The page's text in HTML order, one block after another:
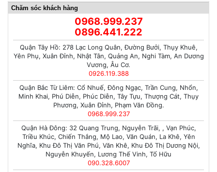
Chăm sóc khách hàng
0968.999.237
0896.441.222
Quận Tây Hồ: 278 Lạc Long Quân, Đường Bưởi, Thụy Khuê,
Yên Phụ, Xuân Đỉnh, Nhật Tân, Quảng An, Nghi Tàm, An Dương
Vương, Âu Cơ.
0926.119.388
Quận Bắc Từ Liêm: Cổ Nhuế, Đông Ngạc, Trần Cung, Nhổn,
Minh Khai, Phú Diễn, Phúc Diễn, Tây Tựu, Thượng Cát, Thụy
Phương, Xuân Đỉnh, Phạm Văn Đồng.
0968.999.237
Quận Hà Đông: 32 Quang Trung, Nguyễn Trãi, , Vạn Phúc,
Triều Khúc, Chiến Thắng, Mộ Lao, Văn Quán, La Khê, Yên
Nghĩa, Khu Đô Thị Văn Phú, Văn Khê, Khu Đô Thị Dương Nội,
Nguyễn Khuyến, Lương Thế Vinh, Tố Hữu
090.328.6007